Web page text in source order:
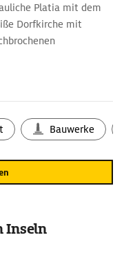
Platia mit dem
Dorfkirche mit
Küsten.
Kirchlein
Bauwerke
Inseln